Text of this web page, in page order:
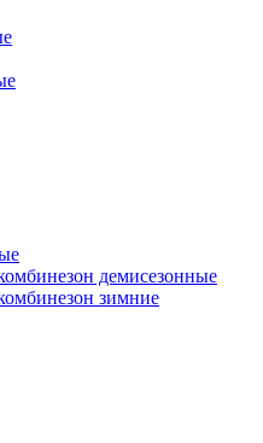
демисезонные
зимние